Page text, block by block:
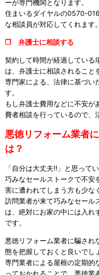
ーが専門機関となります。
住まいるダイヤルの0570-
な相談員が対応してくれます。
❒ 弁護士に相談する
契約して時間が経過している
は、弁護士に相談されること
専門家による、法律に基づい
す。
もし弁護士費用などに不安が
費者相談を行っているので、
悪徳リフォーム業者
は？
「自分は大丈夫!!」と思って
巧みなセールストークで不安
害に遭われてしまう方も少な
訪問業者が来て巧みなセール
は、絶対にお家の中には入れ
です。
悪徳リフォーム業者に騙され
態を把握しておくと良いでし
専門業者による屋根の定期的
っておかれることで、悪徳業